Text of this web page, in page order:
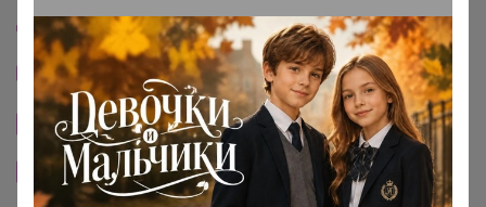
Пристрой организатора apellsinka
Тема отзывов
Сайт закупки
Размерная сетка